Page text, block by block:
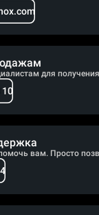
для
10
вам. Просто